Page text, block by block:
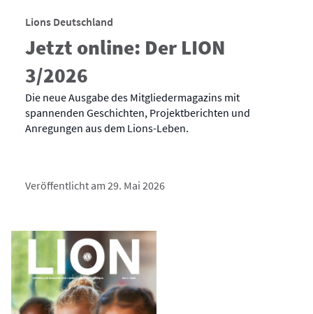
Lions Deutschland
Jetzt online: Der LION
3/2026
Die neue Ausgabe des Mitgliedermagazins mit
spannenden Geschichten, Projektberichten und
Anregungen aus dem Lions-Leben.
Veröffentlicht am 29. Mai 2026